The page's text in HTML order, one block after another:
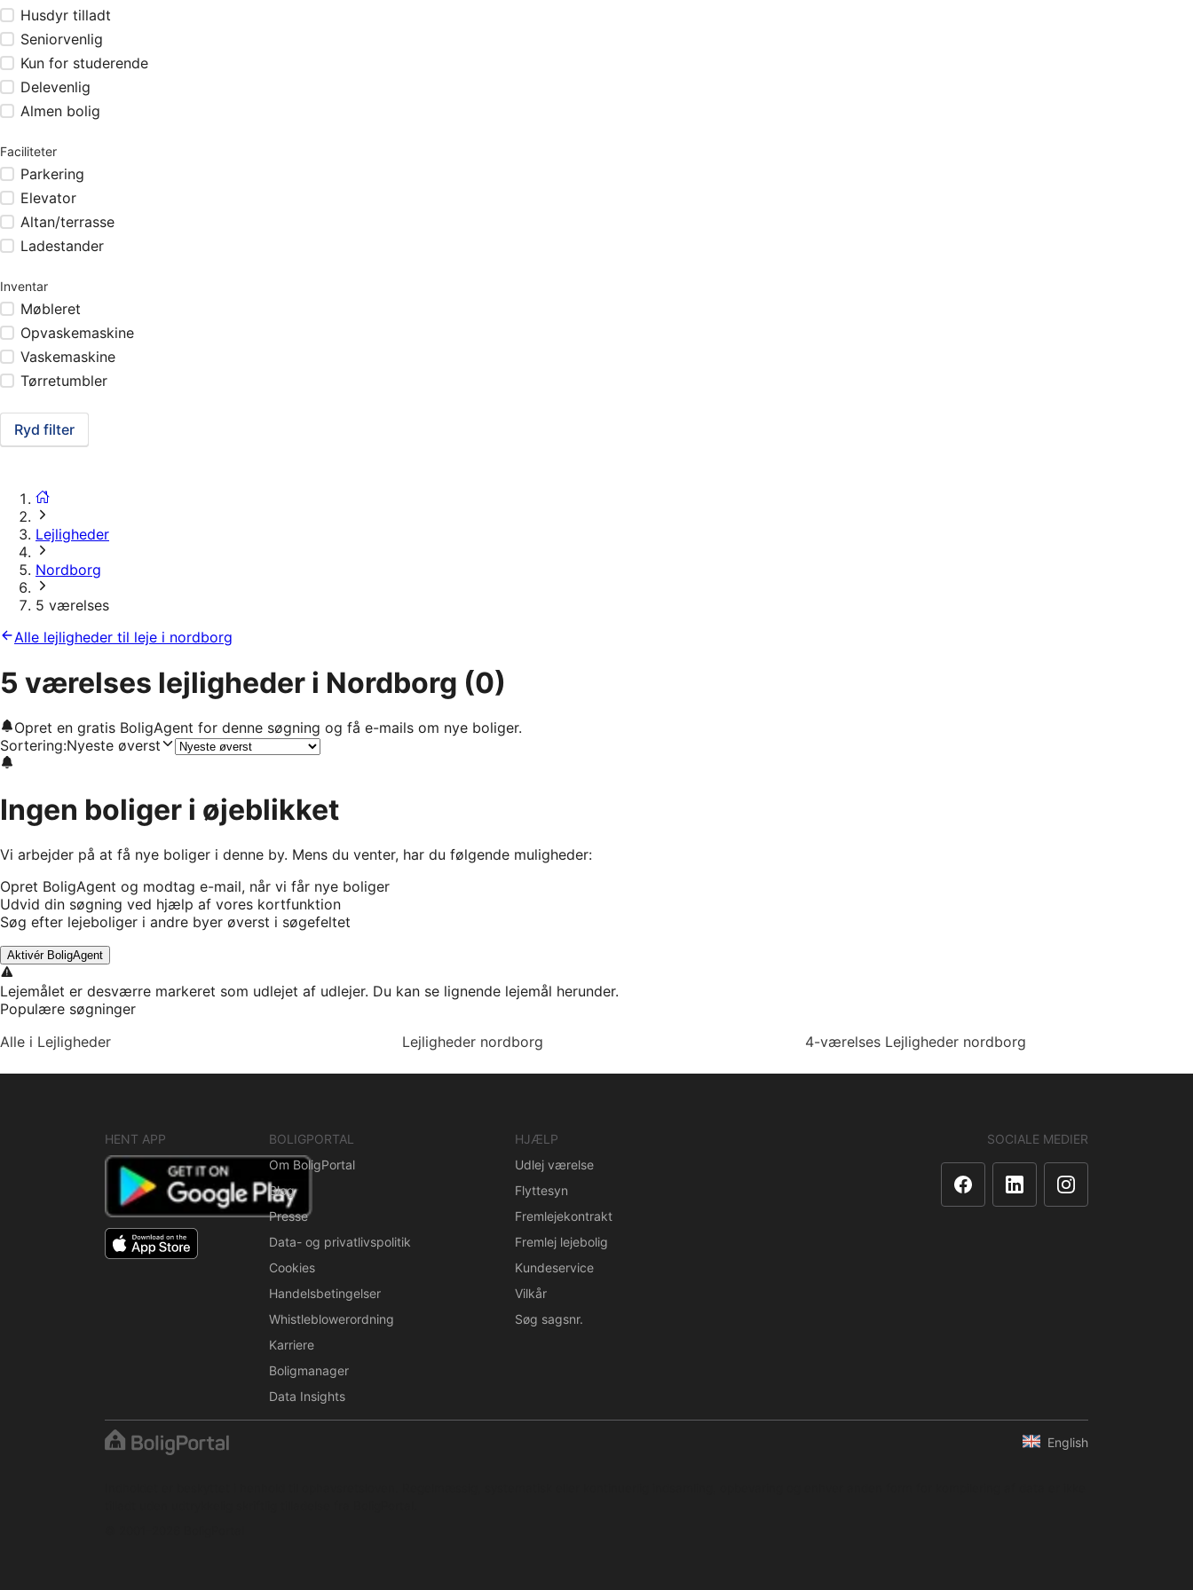
Husdyr tilladt
Seniorvenlig
Kun for studerende
Delevenlig
Almen bolig
Faciliteter
Parkering
Elevator
Altan/terrasse
Ladestander
Inventar
Møbleret
Opvaskemaskine
Vaskemaskine
Tørretumbler
Ryd filter
Lejligheder
Nordborg
5 værelses
Alle lejligheder til leje i nordborg
5 værelses lejligheder i Nordborg (0)
Opret en gratis BoligAgent for denne søgning og få e-mails om nye boliger.
Sortering:Nyeste øverst
Ingen boliger i øjeblikket
Vi arbejder på at få nye boliger i denne by. Mens du venter, har du følgende muligheder:
Opret BoligAgent og modtag e-mail, når vi får nye boliger
Udvid din søgning ved hjælp af vores kortfunktion
Søg efter lejeboliger i andre byer øverst i søgefeltet
Aktivér BoligAgent
Lejemålet er desværre markeret som udlejet af udlejer. Du kan se lignende lejemål herunder.
Populære søgninger
Alle i Lejligheder
Lejligheder nordborg 4-værelses Lejligheder nordborg
HENT APP
BOLIGPORTAL
Om BoligPortal
Blog
Presse
Data- og privatlivspolitik
Cookies
Handelsbetingelser
Whistleblowerordning
Karriere
Boligmanager
Data Insights
HJÆLP
Udlej værelse
Flyttesyn
Fremlejekontrakt
Fremlej lejebolig
Kundeservice
Vilkår
Søg sagsnr.
SOCIALE MEDIER
English